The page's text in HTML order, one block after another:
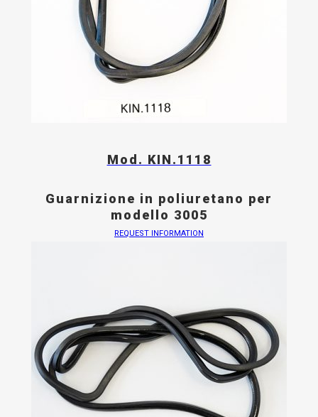
Mod. KIN.1118
Guarnizione in poliuretano per
modello 3005
REQUEST INFORMATION